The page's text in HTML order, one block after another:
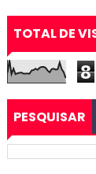
TOTAL DE
8
PESQUISAR